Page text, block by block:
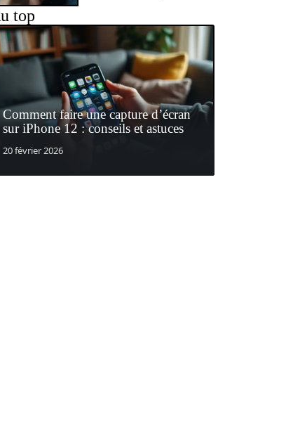
top
Comment faire une capture d’écran
sur iPhone 12 : conseils et astuces
20 février 2026